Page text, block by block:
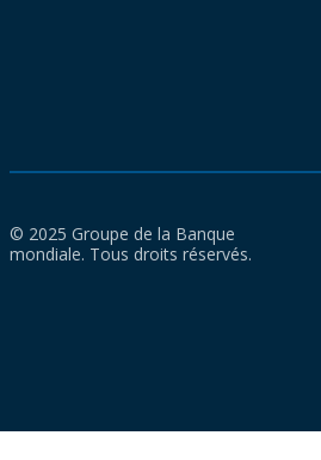
© 2025 Groupe de la Banque
mondiale. Tous droits réservés.